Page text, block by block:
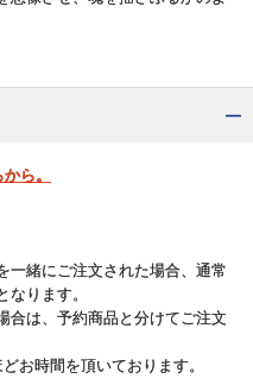
ら。
一緒にご注文された場合、通常
ります。
は、予約商品と分けてご注文
お時間を頂いております。